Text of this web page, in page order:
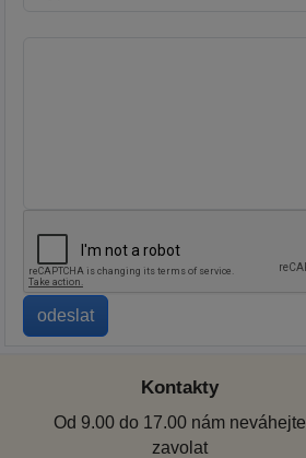
Kontakty
Od 9.00 do 17.00 nám neváhejte
zavolat